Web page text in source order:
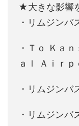
★大きな影響
・リムジンバ
・Ｔｏ Ｋａ
ａｌ Ａｉｒｐ
・リムジンバ
・リムジンバ